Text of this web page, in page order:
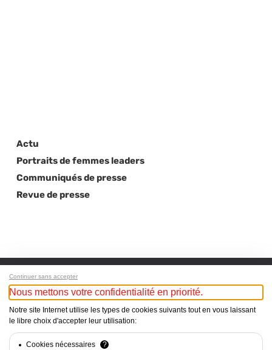
Actu
Portraits de femmes leaders
Communiqués de presse
Revue de presse
Next Post
Christine Brunel-Ligneau rejoint le CSDA en tant
que membre
Continuer sans accepter
Nous mettons votre confidentialité en priorité.
Notre site Internet utilise les types de cookies suivants tout en vous laissant
le libre choix d'accepter leur utilisation:
Cookies nécessaires ?